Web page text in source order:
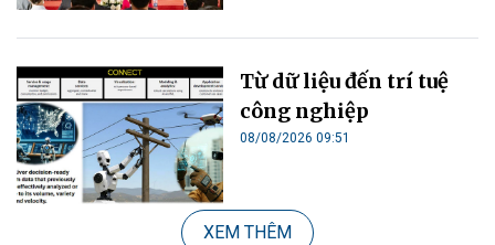
Từ dữ liệu đến trí tuệ
công nghiệp
08/08/2026 09:51
XEM THÊM